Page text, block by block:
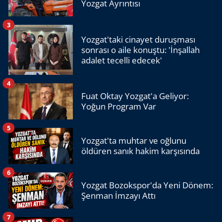
Yozgat Ayrıntısı
Yozgat'taki cinayet duruşması
sonrası o aile konuştu: 'İnşallah
adalet tecelli edecek'
3
Fuat Oktay Yozgat'a Geliyor:
Yoğun Program Var
4
Yozgat'ta muhtar ve oğlunu
öldüren sanık hakim karşısında
5
Yozgat Bozokspor'da Yeni Dönem:
Şenman İmzayı Attı
6
7